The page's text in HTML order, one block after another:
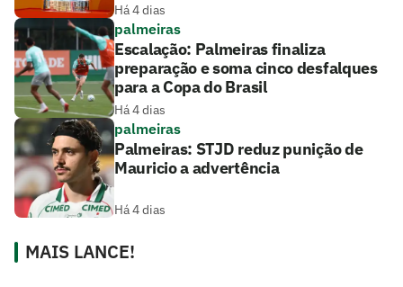
Há 4 dias
palmeiras
Escalação: Palmeiras finaliza
preparação e soma cinco desfalques
para a Copa do Brasil
Há 4 dias
palmeiras
Palmeiras: STJD reduz punição de
Mauricio a advertência
Há 4 dias
MAIS LANCE!